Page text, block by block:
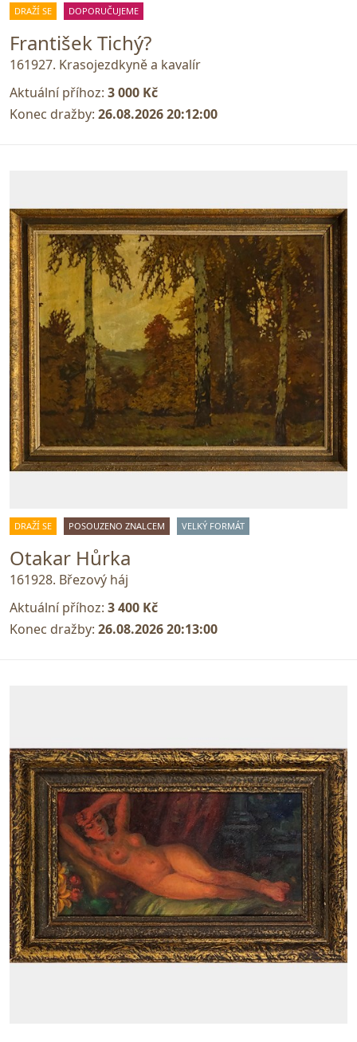
DRAŽÍ SE DOPORUČUJEME
František Tichý?
161927. Krasojezdkyně a kavalír
Aktuální příhoz: 3 000 Kč
Konec dražby: 26.08.2026 20:12:00
DRAŽÍ SE POSOUZENO ZNALCEM VELKÝ FORMÁT
Otakar Hůrka
161928. Březový háj
Aktuální příhoz: 3 400 Kč
Konec dražby: 26.08.2026 20:13:00